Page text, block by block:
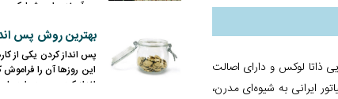
ذاتا لوکس و دارای اصالت
ایرانی به شیوه‌ای مدرن،
را تحمل کنید هم‌ جای
بهترین روش پس
پس انداز کردن یکی از
این روزها آن را
انداز کردن وجود دارد